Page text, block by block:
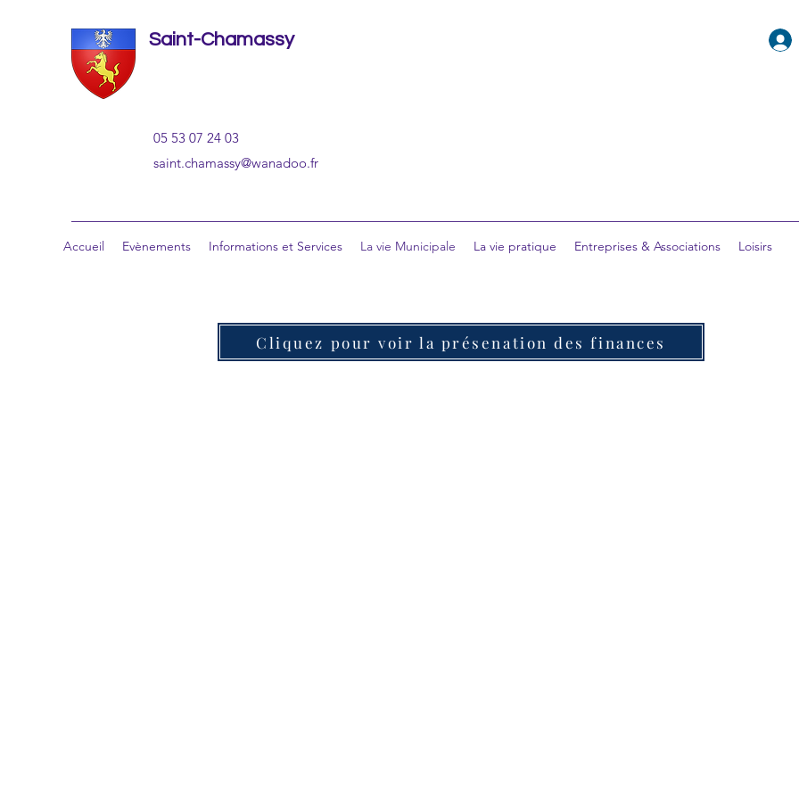
Saint-Chamassy
05 53 07 24 03
saint.chamassy@wanadoo.fr
Accueil Evènements Informations et Services La vie Municipale La vie pratique Entreprises & Associations Loisirs
Cliquez pour voir la présenation des finances